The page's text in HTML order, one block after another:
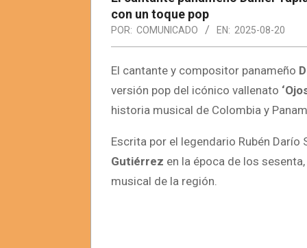
con un toque pop
POR: COMUNICADO EN: 2025-08-20
El cantante y compositor panameño
versión pop del icónico vallenato
historia musical de Colombia y
Escrita por el legendario Rubén
Gutiérrez en la época de los
musical de la región.